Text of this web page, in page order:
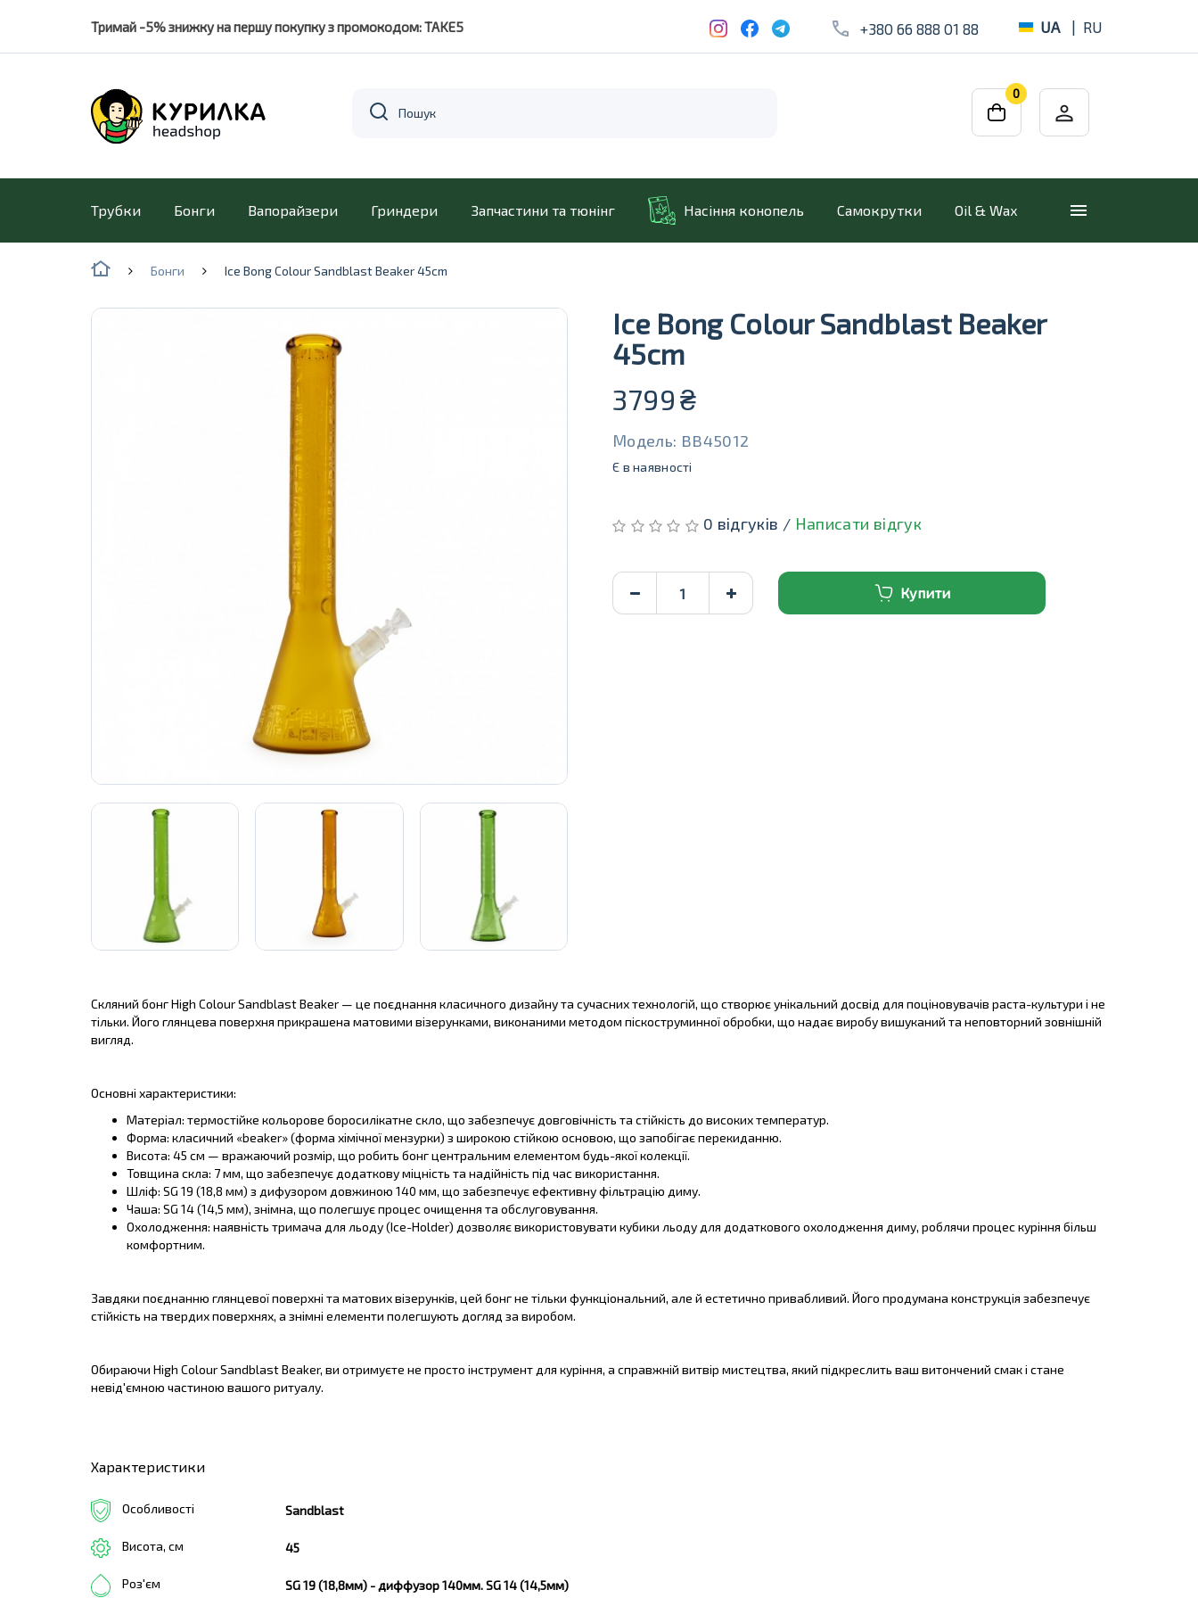
Тримай -5% знижку на першу покупку з промокодом: TAKE5 +380 66 888 01 88 UA | RU
0
Трубки Бонги Вапорайзери Гриндери Запчастини та тюнінг Насіння конопель Самокрутки Oil & Wax
Бонги Ice Bong Colour Sandblast Beaker 45cm
Ice Bong Colour Sandblast Beaker
45cm
3799₴
Модель: BB45012
Є в наявності
0 відгуків / Написати відгук
Купити
Скляний бонг High Colour Sandblast Beaker — це поєднання класичного дизайну та сучасних технологій, що створює унікальний досвід для поціновувачів раста-культури і не
тільки. Його глянцева поверхня прикрашена матовими візерунками, виконаними методом піскоструминної обробки, що надає виробу вишуканий та неповторний зовнішній
вигляд.
Основні характеристики:
Матеріал: термостійке кольорове боросилікатне скло, що забезпечує довговічність та стійкість до високих температур.
Форма: класичний «beaker» (форма хімічної мензурки) з широкою стійкою основою, що запобігає перекиданню.
Висота: 45 см — вражаючий розмір, що робить бонг центральним елементом будь-якої колекції.
Товщина скла: 7 мм, що забезпечує додаткову міцність та надійність під час використання.
Шліф: SG 19 (18,8 мм) з дифузором довжиною 140 мм, що забезпечує ефективну фільтрацію диму.
Чаша: SG 14 (14,5 мм), знімна, що полегшує процес очищення та обслуговування.
Охолодження: наявність тримача для льоду (Ice-Holder) дозволяє використовувати кубики льоду для додаткового охолодження диму, роблячи процес куріння більш
комфортним.
Завдяки поєднанню глянцевої поверхні та матових візерунків, цей бонг не тільки функціональний, але й естетично привабливий. Його продумана конструкція забезпечує
стійкість на твердих поверхнях, а знімні елементи полегшують догляд за виробом.
Обираючи High Colour Sandblast Beaker, ви отримуєте не просто інструмент для куріння, а справжній витвір мистецтва, який підкреслить ваш витончений смак і стане
невід'ємною частиною вашого ритуалу.
Характеристики
Особливості Sandblast
Висота, см 45
Роз'єм SG 19 (18,8мм) - диффузор 140мм. SG 14 (14,5мм)